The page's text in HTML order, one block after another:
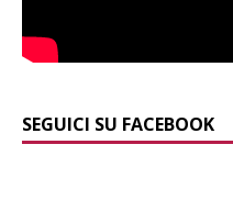
SEGUICI SU FACEBOOK